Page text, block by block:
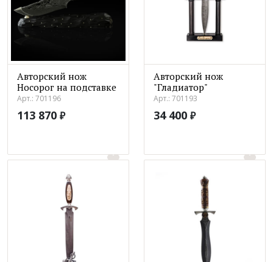
Авторский нож
Носорог на подставке
Арт.: 701196
113 870 ₽
Авторский нож
"Гладиатор"
Арт.: 701193
34 400 ₽